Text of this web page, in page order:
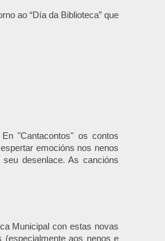
ao “Día da Biblioteca” que
"Cantacontos" os contos
emocións nos nenos
desenlace. As cancións
Municipal con estas novas
(especialmente aos nenos e